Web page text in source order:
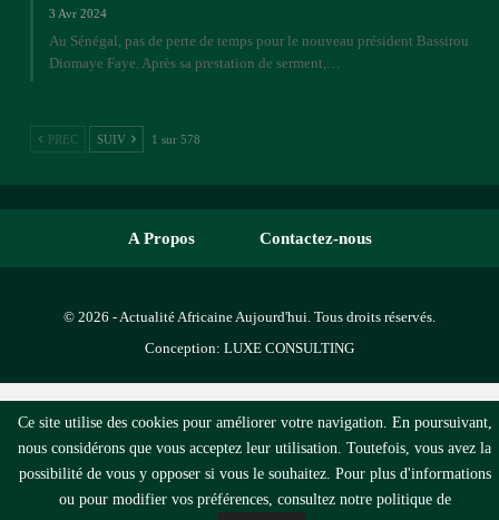
3 Avr 2024
Au Sénégal, pas de perte de temps pour le nouveau président Bassirou
Diomaye Faye. Après sa prestation de serment,…
PREC SUIV 1 sur 578
A Propos Contactez-nous
© 2026 - Actualité Africaine Aujourd'hui. Tous droits réservés.
Conception: LUXE CONSULTING
Ce site utilise des cookies pour améliorer votre navigation. En poursuivant,
nous considérons que vous acceptez leur utilisation. Toutefois, vous avez la
possibilité de vous y opposer si vous le souhaitez. Pour plus d'informations
ou pour modifier vos préférences, consultez notre politique de